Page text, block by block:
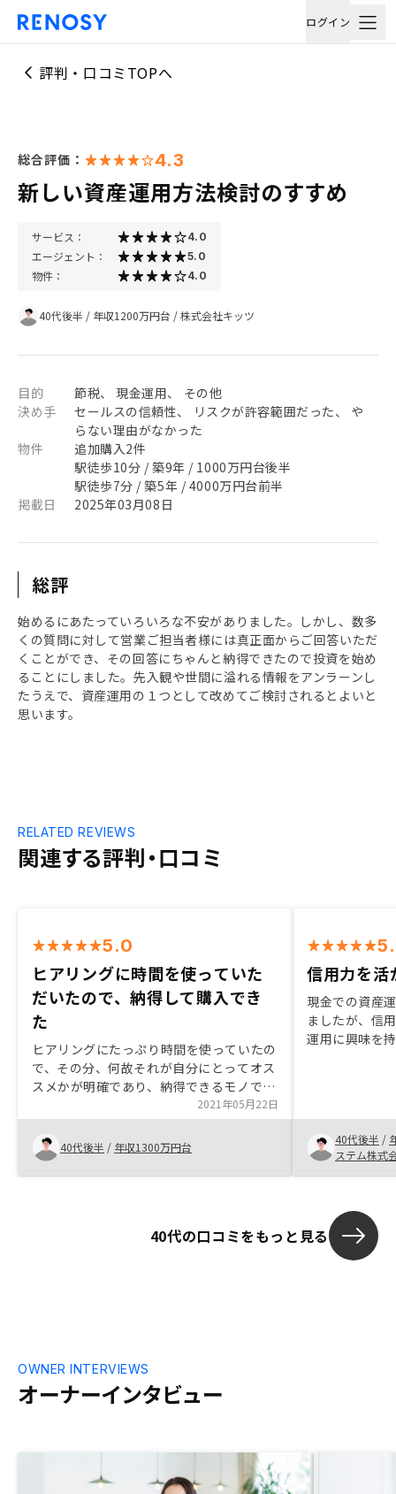
ログイン
評判・口コミTOPへ
総合評価： 4.3
新しい資産運用方法検討のすすめ
サービス： 4.0
エージェント： 5.0
物件： 4.0
40代後半 / 年収1200万円台 /株式会社キッツ
目的
節税、 現金運用、 その他
決め手
セールスの信頼性、 リスクが許容範囲だった、 や
らない理由がなかった
物件
追加購入2件
駅徒歩10分 / 築9年 / 1000万円台後半
駅徒歩7分 / 築5年 / 4000万円台前半
掲載日
2025年03月08日
総評
始めるにあたっていろいろな不安がありました。しかし、数多
くの質問に対して営業ご担当者様には真正面からご回答いただ
くことができ、その回答にちゃんと納得できたので投資を始め
ることにしました。先入観や世間に溢れる情報をアンラーンし
たうえで、資産運用の１つとして改めてご検討されるとよいと
思います。
関連する評判・口コミ
RELATED REVIEWS
5.0
ヒアリングに時間を使っていた
だいたので、納得して購入でき
た
ヒアリングにたっぷり時間を使っていたの
で、その分、何故それが自分にとってオス
スメかが明確であり、納得できるモノであ
った。契約後に、色紙をもらいましたが、
少し機械的に感じた。物件の写真を添え
て、さらに同席者のコメントもあれば更に
良かったです
2021年05月22日
40代後半 / 年収1300万円台
信用力を活
現金での資産
ましたが、信
運用に興味を
にもコンタク
初回から大変
は大変感謝し
率化や運用に
れからの運用
40代後半 /
ステム株式
40代の口コミをもっと見る
オーナーインタビュー
OWNER INTERVIEWS